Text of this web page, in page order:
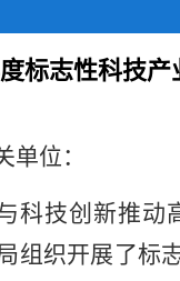
标志性科技
位：
科技创新推动
组织开展了标